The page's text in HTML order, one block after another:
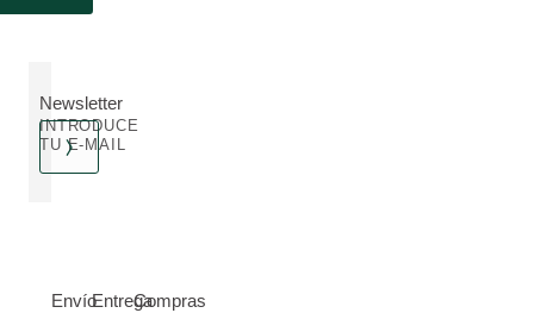
Newsletter
INTRODUCE
TU E-MAIL
EnvíoEntregaCompras